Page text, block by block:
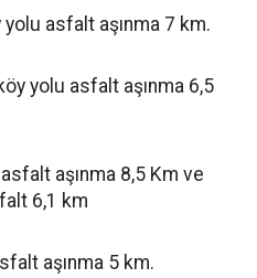
asfalt aşınma 7 km.
yolu asfalt aşınma 6,5
aşınma 8,5 Km ve
6,1 km
aşınma 5 km.